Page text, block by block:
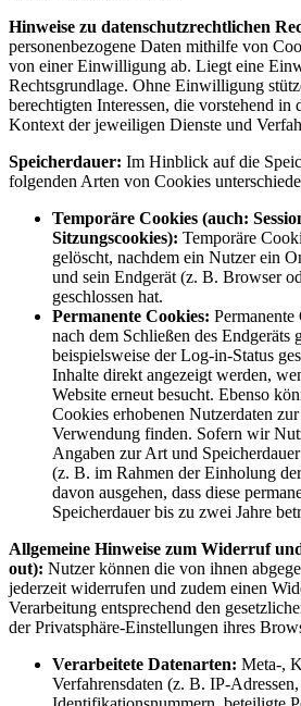
Hinweise zu datenschutzrechtlichen
personenbezogene Daten mithilfe von
von einer Einwilligung ab. Liegt eine
Rechtsgrundlage. Ohne Einwilligung
berechtigten Interessen, die vorstehend in
Kontext der jeweiligen Dienste und
Speicherdauer: Im Hinblick auf die
folgenden Arten von Cookies
Temporäre Cookies (auch:
Sitzungscookies): Temporäre
gelöscht, nachdem ein Nutzer ein
und sein Endgerät (z. B. Browser
geschlossen hat.
Permanente Cookies:
nach dem Schließen des Endgeräts
beispielsweise der Log-in-Status
Inhalte direkt angezeigt werden,
Website erneut besucht. Ebenso
Cookies erhobenen Nutzerdaten
Verwendung finden. Sofern wir
Angaben zur Art und
(z. B. im Rahmen der Einholung
davon ausgehen, dass diese
Speicherdauer bis zu zwei Jahre
Allgemeine Hinweise zum Widerruf
out): Nutzer können die von ihnen
jederzeit widerrufen und zudem einen
Verarbeitung entsprechend den
der Privatsphäre-Einstellungen ihres
Verarbeitete Datenarten: Meta-,
Verfahrensdaten (z. B. IP-